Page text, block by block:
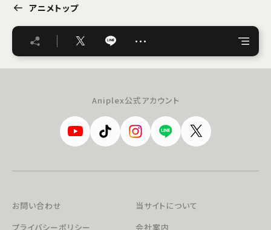
アニメトップ
…
Aniplex公式アカウント
お問い合わせ
当サイトについて
プライバシーポリシー
会社案内